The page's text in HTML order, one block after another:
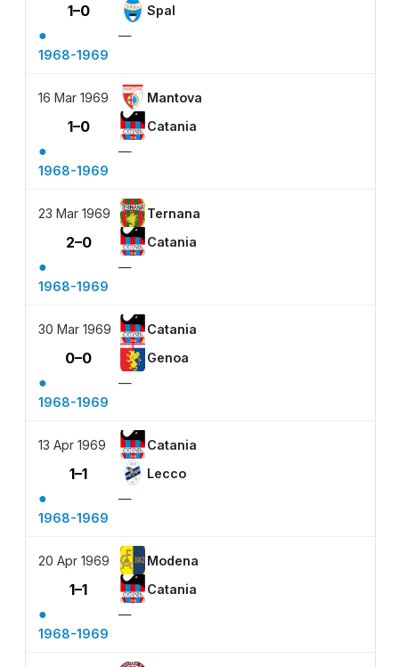
1–0 Spal
●
—
1968-1969
16 Mar 1969 Mantova
1–0 Catania
●
—
1968-1969
23 Mar 1969 Ternana
2–0 Catania
●
—
1968-1969
30 Mar 1969 Catania
0–0 Genoa
●
—
1968-1969
13 Apr 1969 Catania
1–1 Lecco
●
—
1968-1969
20 Apr 1969 Modena
1–1 Catania
●
—
1968-1969